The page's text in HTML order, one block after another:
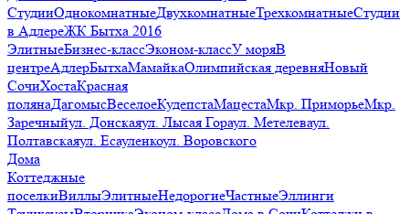
СтудииОднокомнатныеДвухкомнатныеТрехкомнатныеСтудии
в АдлереЖК Бытха 2016
ЭлитныеБизнес-классЭконом-классУ моряВ
центреАдлерБытхаМамайкаОлимпийская деревняНовый
СочиХостаКрасная
полянаДагомысВеселоеКудепстаМацестаМкр. ПриморьеМкр.
Заречныйул. Донскаяул. Лысая Гораул. Метелеваул.
Полтавскаяул. Есауленкоул. Воровского
Дома
Коттеджные
поселкиВиллыЭлитныеНедорогиеЧастныеЭллинги